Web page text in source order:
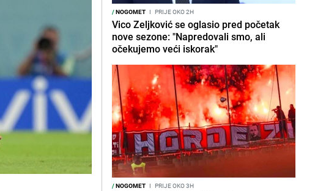
/NOGOMET I PRIJE OKO 2H
Vico Zeljković se oglasio pred početak
nove sezone: "Napredovali smo, ali
očekujemo veći iskorak"
/NOGOMET I PRIJE OKO 3H